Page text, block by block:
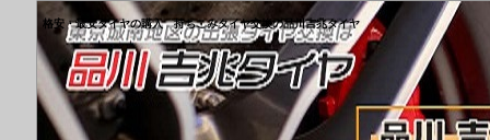
格安・最安タイヤの購入 持ちこみタイヤ交換の品川吉兆タイヤ